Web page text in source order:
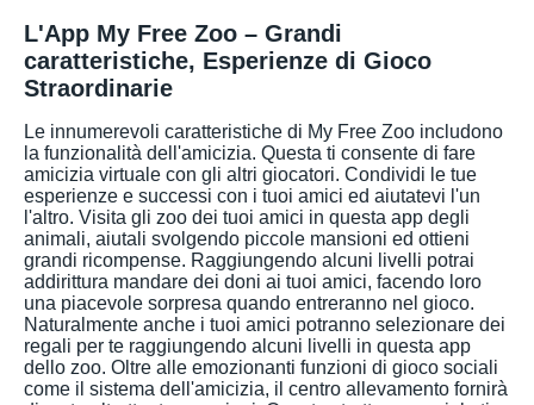
L'App My Free Zoo – Grandi
caratteristiche, Esperienze di Gioco
Straordinarie
Le innumerevoli caratteristiche di My Free Zoo includono
la funzionalità dell'amicizia. Questa ti consente di fare
amicizia virtuale con gli altri giocatori. Condividi le tue
esperienze e successi con i tuoi amici ed aiutatevi l'un
l'altro. Visita gli zoo dei tuoi amici in questa app degli
animali, aiutali svolgendo piccole mansioni ed ottieni
grandi ricompense. Raggiungendo alcuni livelli potrai
addirittura mandare dei doni ai tuoi amici, facendo loro
una piacevole sorpresa quando entreranno nel gioco.
Naturalmente anche i tuoi amici potranno selezionare dei
regali per te raggiungendo alcuni livelli in questa app
dello zoo. Oltre alle emozionanti funzioni di gioco sociali
come il sistema dell'amicizia, il centro allevamento fornirà